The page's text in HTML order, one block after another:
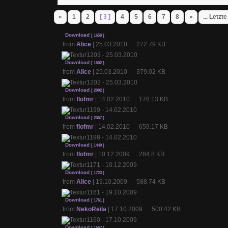
« 1 2 [ 3 ] 4 5 6 7 8 » ... Letzte
Download [ 1658 ]
from Alice| 25.03.2010 272.79 KB
Download [ 1602 ]
from Alice| 25.03.2010 379.02 KB
Download [ 2092 ]
from flofmr| 14.02.2010 178.13 KB
Download [ 2367 ]
from flofmr| 14.02.2010 659.17 KB
Download [ 1449 ]
from flofmr| 10.12.2009 284.8 KB
Download [ 1723 ]
from Alice| 19.10.2009 588.74 KB
Download [ 1761 ]
from NekoReila| 17.10.2009 500.42 KB